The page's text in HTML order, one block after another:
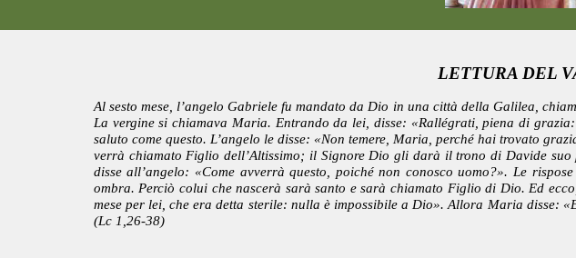
LETTURA DEL
Al sesto mese, l’angelo Gabriele fu mandato da Dio in una città della Galilea,
La vergine si chiamava Maria. Entrando da lei, disse: «Rallégrati, piena di
saluto come questo. L’angelo le disse: «Non temere, Maria, perché hai trovato
verrà chiamato Figlio dell’Altissimo; il Signore Dio gli darà il trono di Davide
disse all’angelo: «Come avverrà questo, poiché non conosco uomo?». Le
ombra. Perciò colui che nascerà sarà santo e sarà chiamato Figlio di Dio. Ed
mese per lei, che era detta sterile: nulla è impossibile a Dio». Allora Maria disse:
(Lc 1,26-38)